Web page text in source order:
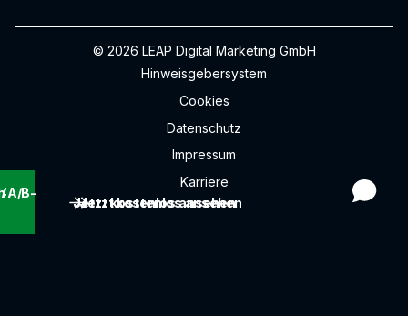
B-
Jetzt kostenlos ansehen
A/B-
Jetzt kostenlos ansehen
© 2026 LEAP Digital Marketing GmbH
Hinweisgebersystem
Cookies
Datenschutz
Impressum
Karriere